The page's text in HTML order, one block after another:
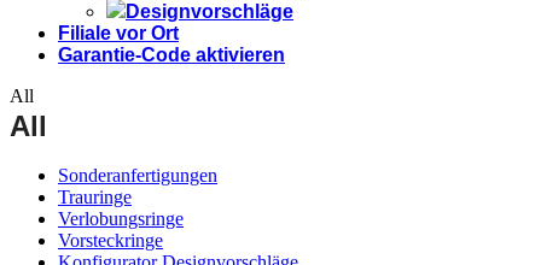
Designvorschläge
Filiale vor Ort
Garantie-Code aktivieren
All
All
Sonderanfertigungen
Trauringe
Verlobungsringe
Vorsteckringe